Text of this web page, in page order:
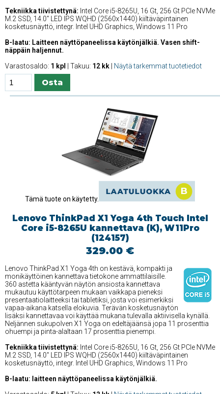
Tekniikka tiivistettynä: Intel Core i5-8265U, 16 Gt, 256 Gt PCIe NVMe
M.2 SSD, 14.0'' LED IPS WQHD (2560x1440) kiiltäväpintainen
kosketusnäyttö, integr. Intel UHD Graphics, Windows 11 Pro
B-laatu: Laitteen näyttöpaneelissa käytönjälkiä. Vasen shift-
näppäin haljennut.
Varastosaldo: 1 kpl | Takuu: 12 kk Näytä tarkemmat tuotetiedot
Tämä tuote on käytetty.
Lenovo ThinkPad X1 Yoga 4th Touch Intel
Core i5-8265U kannettava (K), W11Pro
(124157)
329.00 €
Lenovo ThinkPad X1 Yoga 4th on kestävä, kompakti ja
monikäyttöinen kannettava tietokone ammattilaisille.
360 astetta kääntyvän näytön ansiosta kannettava
mukautuu käyttötarpeen mukaan vaikkapa pieneksi
presentaatiolaitteeksi tai tabletiksi, josta voi esimerkiksi
vapaa-aikana katsella elokuvia. Terävän kosketusnäytön
lisäksi kannettavaa voi käyttää mukana tulevalla aktiivisella kynällä.
Neljännen sukupolven X1 Yoga on edeltäjäänsä jopa 11 prosenttia
ohuempi ja pinta-alaltaan 17 prosenttia pienempi.
Tekniikka tiivistettynä: Intel Core i5-8265U, 16 Gt, 256 Gt PCIe NVMe
M.2 SSD, 14.0'' LED IPS WQHD (2560x1440) kiiltäväpintainen
kosketusnäyttö, integr. Intel UHD Graphics, Windows 11 Pro
B-laatu: laitteen näyttöpaneelissa käytönjälkiä.